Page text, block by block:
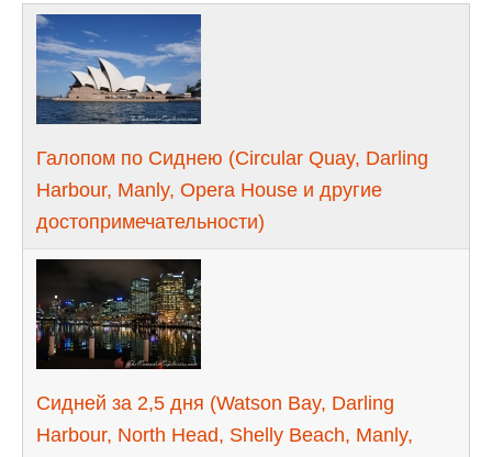
Галопом по Сиднею (Circular Quay, Darling
Harbour, Manly, Opera House и другие
достопримечательности)
Сидней за 2,5 дня (Watson Bay, Darling
Harbour, North Head, Shelly Beach, Manly,